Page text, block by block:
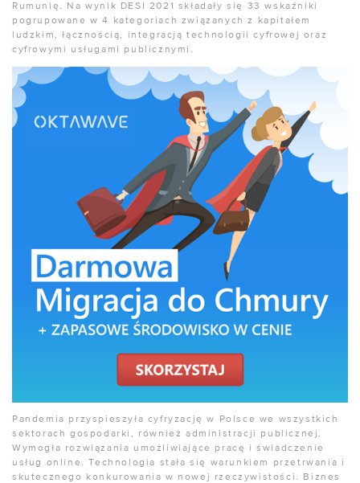
Rumunię. Na wynik DESI 2021 składały się 33 wskaźniki
pogrupowane w 4 kategoriach związanych z kapitałem
ludzkim, łącznością, integracją technologii cyfrowej oraz
cyfrowymi usługami publicznymi.
Pandemia przyspieszyła cyfryzację w Polsce we wszystkich
sektorach gospodarki, również administracji publicznej.
Wymogła rozwiązania umożliwiające pracę i świadczenie
usług online. Technologia stała się warunkiem przetrwania i
skutecznego konkurowania w nowej rzeczywistości. Biznes